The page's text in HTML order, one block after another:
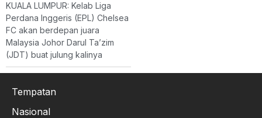
KUALA LUMPUR: Kelab Liga
Perdana Inggeris (EPL) Chelsea
FC akan berdepan juara
Malaysia Johor Darul Ta’zim
(JDT) buat julung kalinya
Tempatan
Nasional